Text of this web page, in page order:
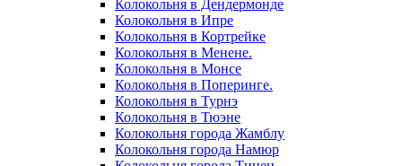
Колокольня в Дендермонде
Колокольня в Ипре
Колокольня в Кортрейке
Колокольня в Менене.
Колокольня в Монсе
Колокольня в Поперинге.
Колокольня в Турнэ
Колокольня в Тюэне
Колокольня города Жамблу
Колокольня города Намюр